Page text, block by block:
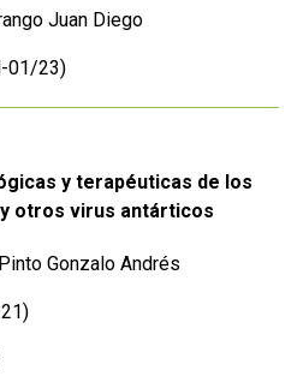
Juan Diego
01/23)
y terapéuticas de los
otros virus antárticos
Gonzalo Andrés